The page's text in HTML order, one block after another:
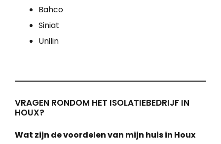
Bahco
Siniat
Unilin
VRAGEN RONDOM HET ISOLATIEBEDRIJF IN
HOUX?
Wat zijn de voordelen van mijn huis in Houx